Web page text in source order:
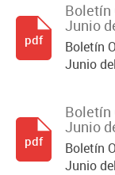
Boletín
Junio
Boletín
Junio
pdf
Boletín
Junio
Boletín
Junio
pdf